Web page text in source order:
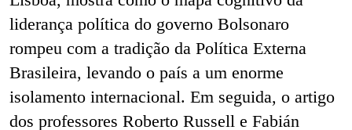
liderança política do governo Bolsonaro
rompeu com a tradição da Política Externa
Brasileira, levando o país a um enorme
isolamento internacional. Em seguida, o artigo
dos professores Roberto Russell e Fabián